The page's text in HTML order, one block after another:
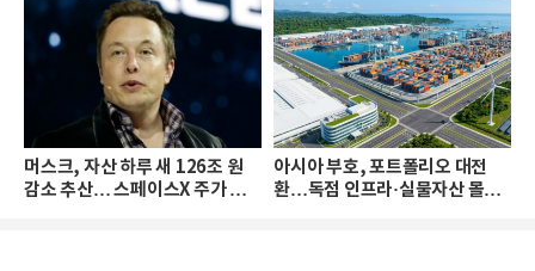
머스크, 자산 하루 새 126조 원
감소 추산… 스페이스X 주가 하
아시아 부호, 포트폴리오 대전
환…독점 인프라·실물자산 몰린